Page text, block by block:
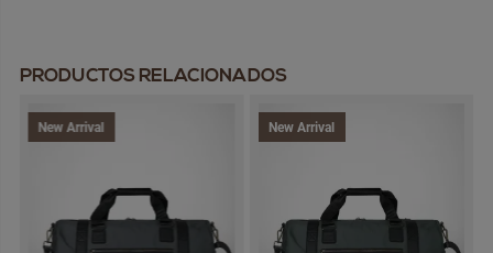
PRODUCTOS RELACIONADOS
New Arrival New Arrival